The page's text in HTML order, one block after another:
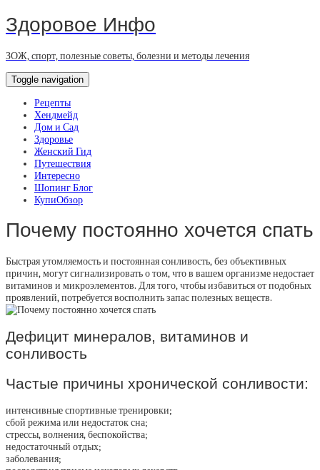
Здоровое Инфо
ЗОЖ, спорт, полезные советы, болезни и методы лечения
Toggle navigation
Рецепты
Хендмейд
Дом и Сад
Здоровье
Женский Гид
Путешествия
Интересно
Шопинг Блог
КупиОбзор
Почему постоянно хочется спать
Быстрая утомляемость и постоянная сонливость, без объективных
причин, могут сигнализировать о том, что в вашем организме недостает
витаминов и микроэлементов. Для того, чтобы избавиться от подобных
проявлений, потребуется восполнить запас полезных веществ.
Дефицит минералов, витаминов и
сонливость
Частые причины хронической сонливости:
интенсивные спортивные тренировки;
сбой режима или недостаток сна;
стрессы, волнения, беспокойства;
недостаточный отдых;
заболевания;